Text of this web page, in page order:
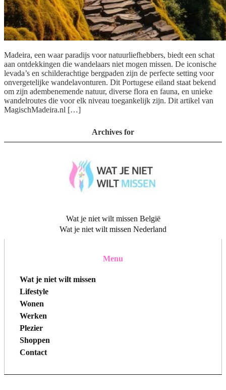
Madeira, een waar paradijs voor natuurliefhebbers, biedt een schat
aan ontdekkingen die wandelaars niet mogen missen. De iconische
levada’s en schilderachtige bergpaden zijn de perfecte setting voor
onvergetelijke wandelavonturen. Dit Portugese eiland staat bekend
om zijn adembenemende natuur, diverse flora en fauna, en unieke
wandelroutes die voor elk niveau toegankelijk zijn. Dit artikel van
MagischMadeira.nl […]
Archives for
Wat je niet wilt missen België
Wat je niet wilt missen Nederland
Menu
Wat je niet wilt missen
Lifestyle
Wonen
Werken
Plezier
Shoppen
Contact